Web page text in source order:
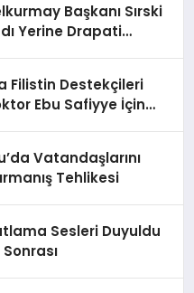
Başkanı Sırski
Yerine Drapati
Filistin Destekçileri
Ebu Safiyye İçin
Vatandaşlarını
Tehlikesi
Sesleri Duyuldu
Sonrası